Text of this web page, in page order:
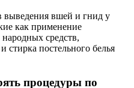
выведения вшей и гнид у
как применение
средств,
стирка постельного белья
процедуры по